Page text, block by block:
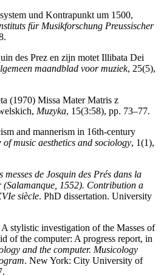
und Kontrapunkt um 1500,
für Musikforschung Preussischer
des Prez en zijn motet Illibata Dei
maandblad voor muziek, 25(5),
(1970) Missa Mater Matris z
Muzyka, 15(3:58), pp. 73–77.
and mannerism in 16th-century
music aesthetics and sociology, 1(1),
messes de Josquin des Prés dans la
1552). Contribution a
siècle. PhD dissertation. University
stylistic investigation of the Masses of
of the computer: A progress report, in
and the computer. Musicology
. New York: City University of